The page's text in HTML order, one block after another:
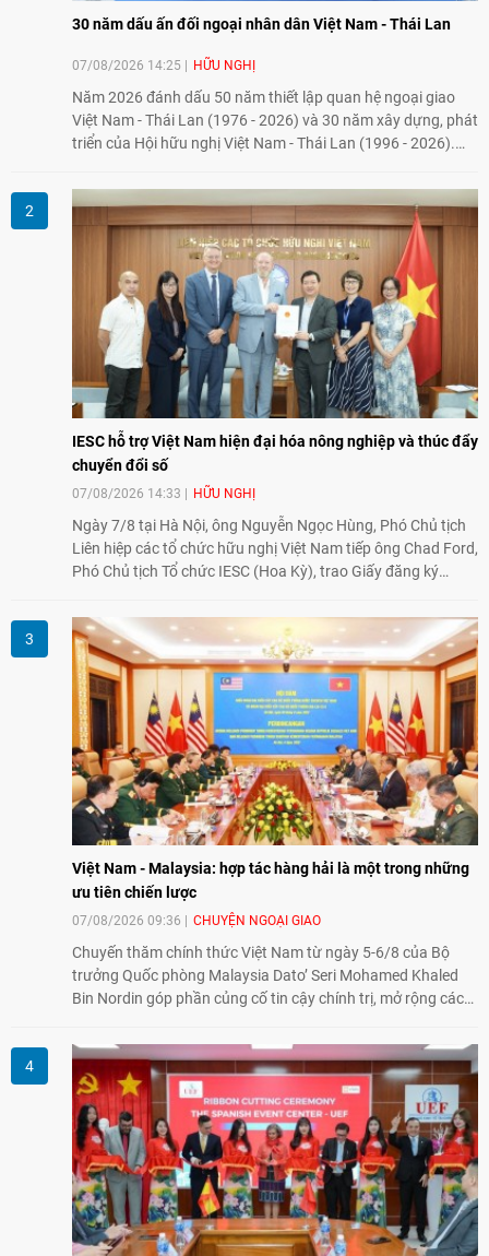
30 năm dấu ấn đối ngoại nhân dân Việt Nam - Thái Lan
07/08/2026 14:25 HỮU NGHỊ
Năm 2026 đánh dấu 50 năm thiết lập quan hệ ngoại giao
Việt Nam - Thái Lan (1976 - 2026) và 30 năm xây dựng, phát
triển của Hội hữu nghị Việt Nam - Thái Lan (1996 - 2026).
tình hữu nghị, đồng thời từng bước mở rộng hoạt động từ
giao lưu truyền thống sang kết nối địa phương, doanh
nghiệp, giáo dục, văn hóa và thế hệ trẻ, góp phần tăng
cường sự hiểu biết và hợp tác giữa nhân dân hai nước.
IESC hỗ trợ Việt Nam hiện đại hóa nông nghiệp và thúc đẩy
chuyển đổi số
07/08/2026 14:33 HỮU NGHỊ
Ngày 7/8 tại Hà Nội, ông Nguyễn Ngọc Hùng, Phó Chủ tịch
Liên hiệp các tổ chức hữu nghị Việt Nam tiếp ông Chad Ford,
Phó Chủ tịch Tổ chức IESC (Hoa Kỳ), trao Giấy đăng ký
đổi về định hướng triển khai Dự án "Mở rộng Thương mại
Nông nghiệp và An toàn thực phẩm Hoa Kỳ - Việt Nam",
hướng tới thúc đẩy chuyển đổi số, hiện đại hóa nông nghiệp
và mở rộng hợp tác phát triển giữa hai nước.
Việt Nam - Malaysia: hợp tác hàng hải là một trong những
ưu tiên chiến lược
07/08/2026 09:36 CHUYỆN NGOẠI GIAO
Chuyến thăm chính thức Việt Nam từ ngày 5-6/8 của Bộ
trưởng Quốc phòng Malaysia Dato’ Seri Mohamed Khaled
Bin Nordin góp phần củng cố tin cậy chính trị, mở rộng các
Malaysia theo hướng ngày càng thực chất.